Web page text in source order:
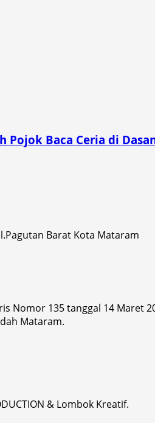
Pojok Baca Ceria di
Barat Kota Mataram
Nomor 135 tanggal 14 Maret
Mataram.
& Lombok Kreatif.